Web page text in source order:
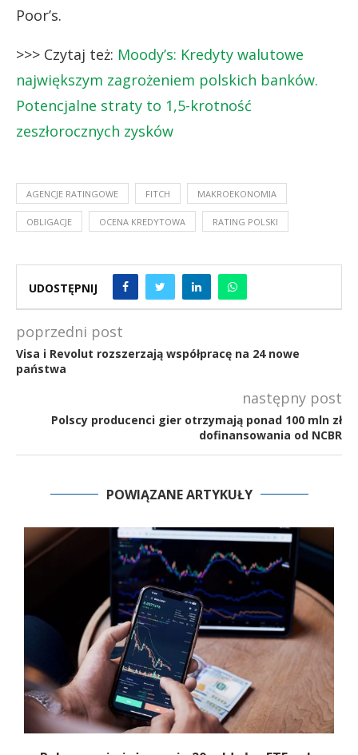
Poor’s.
>>> Czytaj też: Moody’s: Kredyty walutowe
największym zagrożeniem polskich banków.
Potencjalne straty to 1,5-krotność
zeszłorocznych zysków
AGENCJE RATINGOWE FITCH MAKROEKONOMIA
OBLIGACJE OCENA KREDYTOWA RATING POLSKI
UDOSTĘPNIJ
poprzedni post
Visa i Revolut rozszerzają współpracę na 24 nowe
państwa
następny post
Polscy producenci gier otrzymają ponad 100 mln zł
dofinansowania od NCBR
POWIĄZANE ARTYKUŁY